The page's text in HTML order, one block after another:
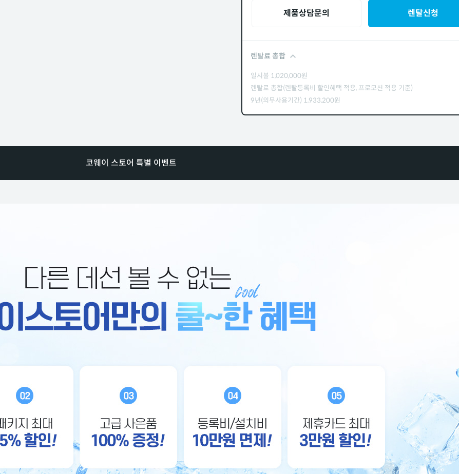
제품상담문의 렌탈신청
렌탈료 총합
일시불 1,020,000원
렌탈료 총합(렌탈등록비 할인혜택 적용, 프로모션 적용 기준)
9년(의무사용기간) 1,933,200원
코웨이 스토어 특별 이벤트